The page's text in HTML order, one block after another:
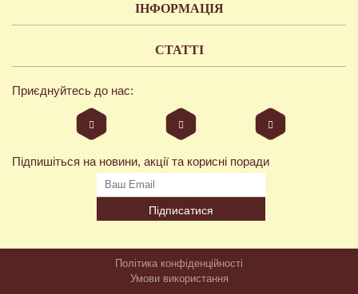
ІНФОРМАЦІЯ
СТАТТІ
Приєднуйтесь до нас:
Підпишіться на новини, акції та корисні поради
Підписатися
Політика конфіденційності
Умови використання